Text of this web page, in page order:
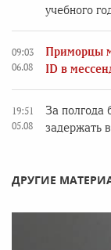
учебного
09:03
06.08
Приморцы
ID в
19:51
05.08
За полгода
задержать
ДРУГИЕ